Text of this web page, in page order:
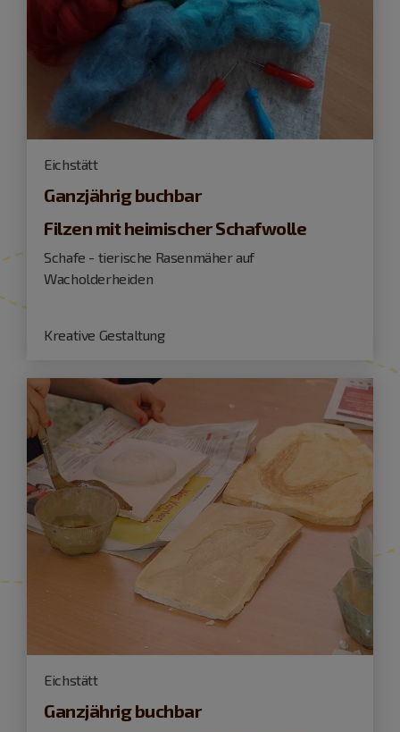
Eichstätt
Ganzjährig buchbar
Filzen mit heimischer Schafwolle
Schafe - tierische Rasenmäher auf
Wacholderheiden
Kreative Gestaltung
Eichstätt
Ganzjährig buchbar